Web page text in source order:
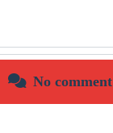
No comment